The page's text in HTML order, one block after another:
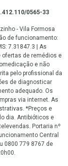
0565-33
- Vila Formosa
de funcionamento:
7.31847.3 | As
de remédios e
e não
pelo profissional da
de diagnosticar
adequado. Os
via internet. As
*Preços e
dia. Antibióticos e
Portaria nº
Central
0800 779 8767 de